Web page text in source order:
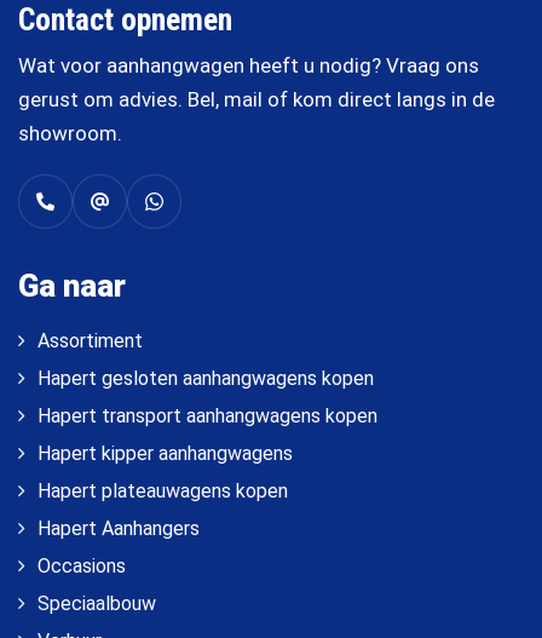
Contact opnemen
Wat voor aanhangwagen heeft u nodig? Vraag ons
gerust om advies. Bel, mail of kom direct langs in de
showroom.
Ga naar
Assortiment
Hapert gesloten aanhangwagens kopen
Hapert transport aanhangwagens kopen
Hapert kipper aanhangwagens
Hapert plateauwagens kopen
Hapert Aanhangers
Occasions
Speciaalbouw